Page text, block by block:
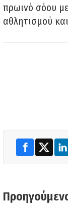
πρωινό σόου
αθλητισμού